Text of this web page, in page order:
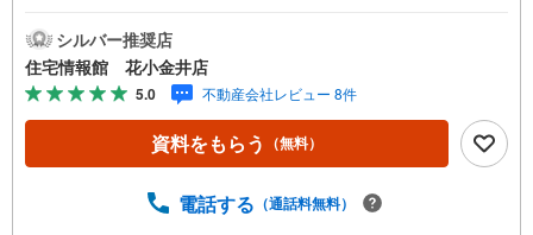
さい。【営業時間 10:00～19:00 火曜・水曜（祝日の場
合は営業いたします）】「資料請求」「内覧」のお問い合
わせは上記時間内ですとスムーズにご対応が可能です。ス
タッフ一同お客様のお問合せをお待ちしております。【住
宅ローン相談会】開催中無理のない住宅ローンの試算やご
購入の際にかかる諸費用の概算も行っております。しっか
気軽にご相談ください。お客様第一主義をモット-にお引越
シルバー推奨店
住宅情報館 花小金井店
5.0 不動産会社レビュー 8件
資料をもらう （無料）
電話する （通話料無料）